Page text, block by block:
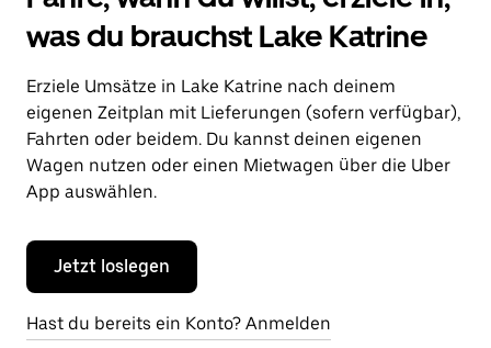
was du brauchst Lake Katrine
Erziele Umsätze in Lake Katrine nach deinem
eigenen Zeitplan mit Lieferungen (sofern verfügbar),
Fahrten oder beidem. Du kannst deinen eigenen
Wagen nutzen oder einen Mietwagen über die Uber
App auswählen.
Jetzt loslegen
Hast du bereits ein Konto? Anmelden